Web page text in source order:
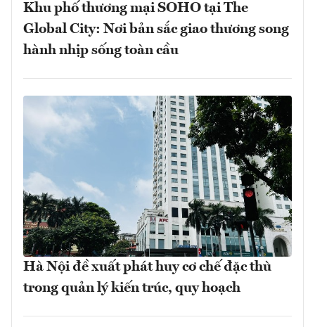
Khu phố thương mại SOHO tại The
Global City: Nơi bản sắc giao thương song
hành nhịp sống toàn cầu
Hà Nội đề xuất phát huy cơ chế đặc thù
trong quản lý kiến trúc, quy hoạch